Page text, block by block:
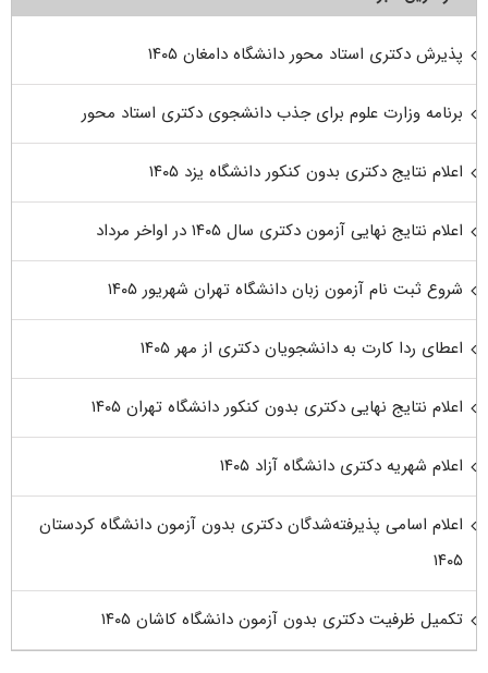
پذیرش دکتری استاد محور دانشگاه دامغان ۱۴۰۵
برنامه وزارت علوم برای جذب دانشجوی دکتری استاد محور
اعلام نتایج دکتری بدون کنکور دانشگاه یزد ۱۴۰۵
اعلام نتایج نهایی آزمون دکتری سال ۱۴۰۵ در اواخر مرداد
شروع ثبت نام آزمون زبان دانشگاه تهران شهریور ۱۴۰۵
اعطای ردا کارت به دانشجویان دکتری از مهر ۱۴۰۵
اعلام نتایج نهایی دکتری بدون کنکور دانشگاه تهران ۱۴۰۵
اعلام شهریه دکتری دانشگاه آزاد ۱۴۰۵
اعلام اسامی پذیرفته‌شدگان دکتری بدون آزمون دانشگاه کردستان
۱۴۰۵
تکمیل ظرفیت دکتری بدون آزمون دانشگاه کاشان ۱۴۰۵